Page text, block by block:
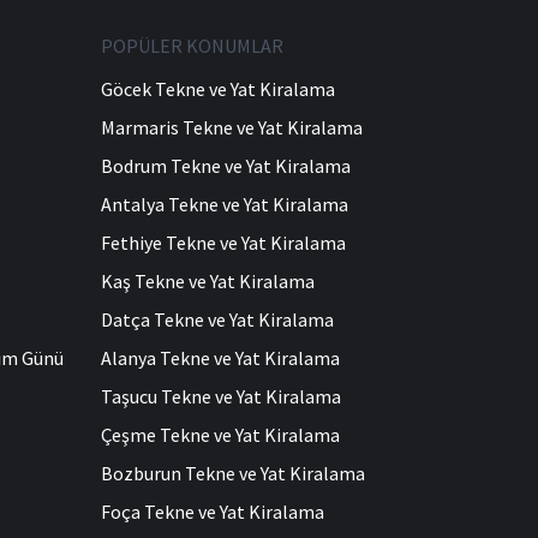
Günü
POPÜLER KONUMLAR
Göcek Tekne ve Yat Kiralama
Marmaris Tekne ve Yat Kiralama
Bodrum Tekne ve Yat Kiralama
Antalya Tekne ve Yat Kiralama
Fethiye Tekne ve Yat Kiralama
Kaş Tekne ve Yat Kiralama
Datça Tekne ve Yat Kiralama
Alanya Tekne ve Yat Kiralama
Taşucu Tekne ve Yat Kiralama
Çeşme Tekne ve Yat Kiralama
Bozburun Tekne ve Yat Kiralama
Foça Tekne ve Yat Kiralama